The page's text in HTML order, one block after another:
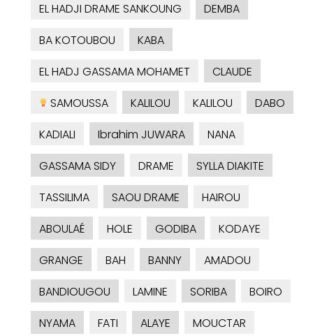
EL HADJI DRAME SANKOUNG
DEMBA
BA KOTOUBOU
KABA
EL HADJ GASSAMA MOHAMET
CLAUDE
SAMOUSSA
KALILOU KALILOU
DABO
KADIALI
Ibrahim JUWARA
NANA
GASSAMA SIDY
DRAME
SYLLA DIAKITE
TASSILIMA
SAOU DRAME
HAIROU
ABOULAÉ
HOLE GODIBA
KODAYE
GRANGE
BAH BANNY
AMADOU
BANDIOUGOU
LAMINE SORIBA
BOIRO
NYAMA
FATI ALAYE
MOUCTAR